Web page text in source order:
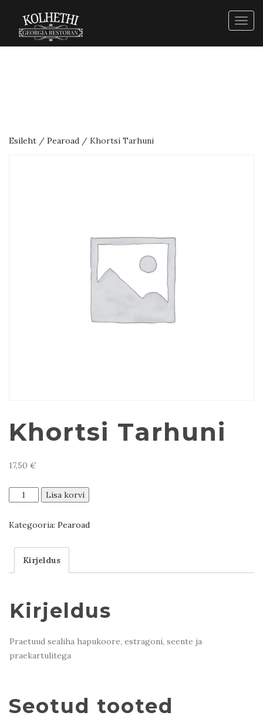
Esileht / Pearoad / Khortsi Tarhuni
Khortsi Tarhuni
17,50 €
Khortsi
Tarhuni
Lisa korvi
Kategooria: Pearoad
Kirjeldus
Kirjeldus
Praetuud sealiha hapukoore, estragoni, seente ja
praekartulitega
Seotud tooted